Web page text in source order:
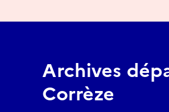
Archives
Corrèze